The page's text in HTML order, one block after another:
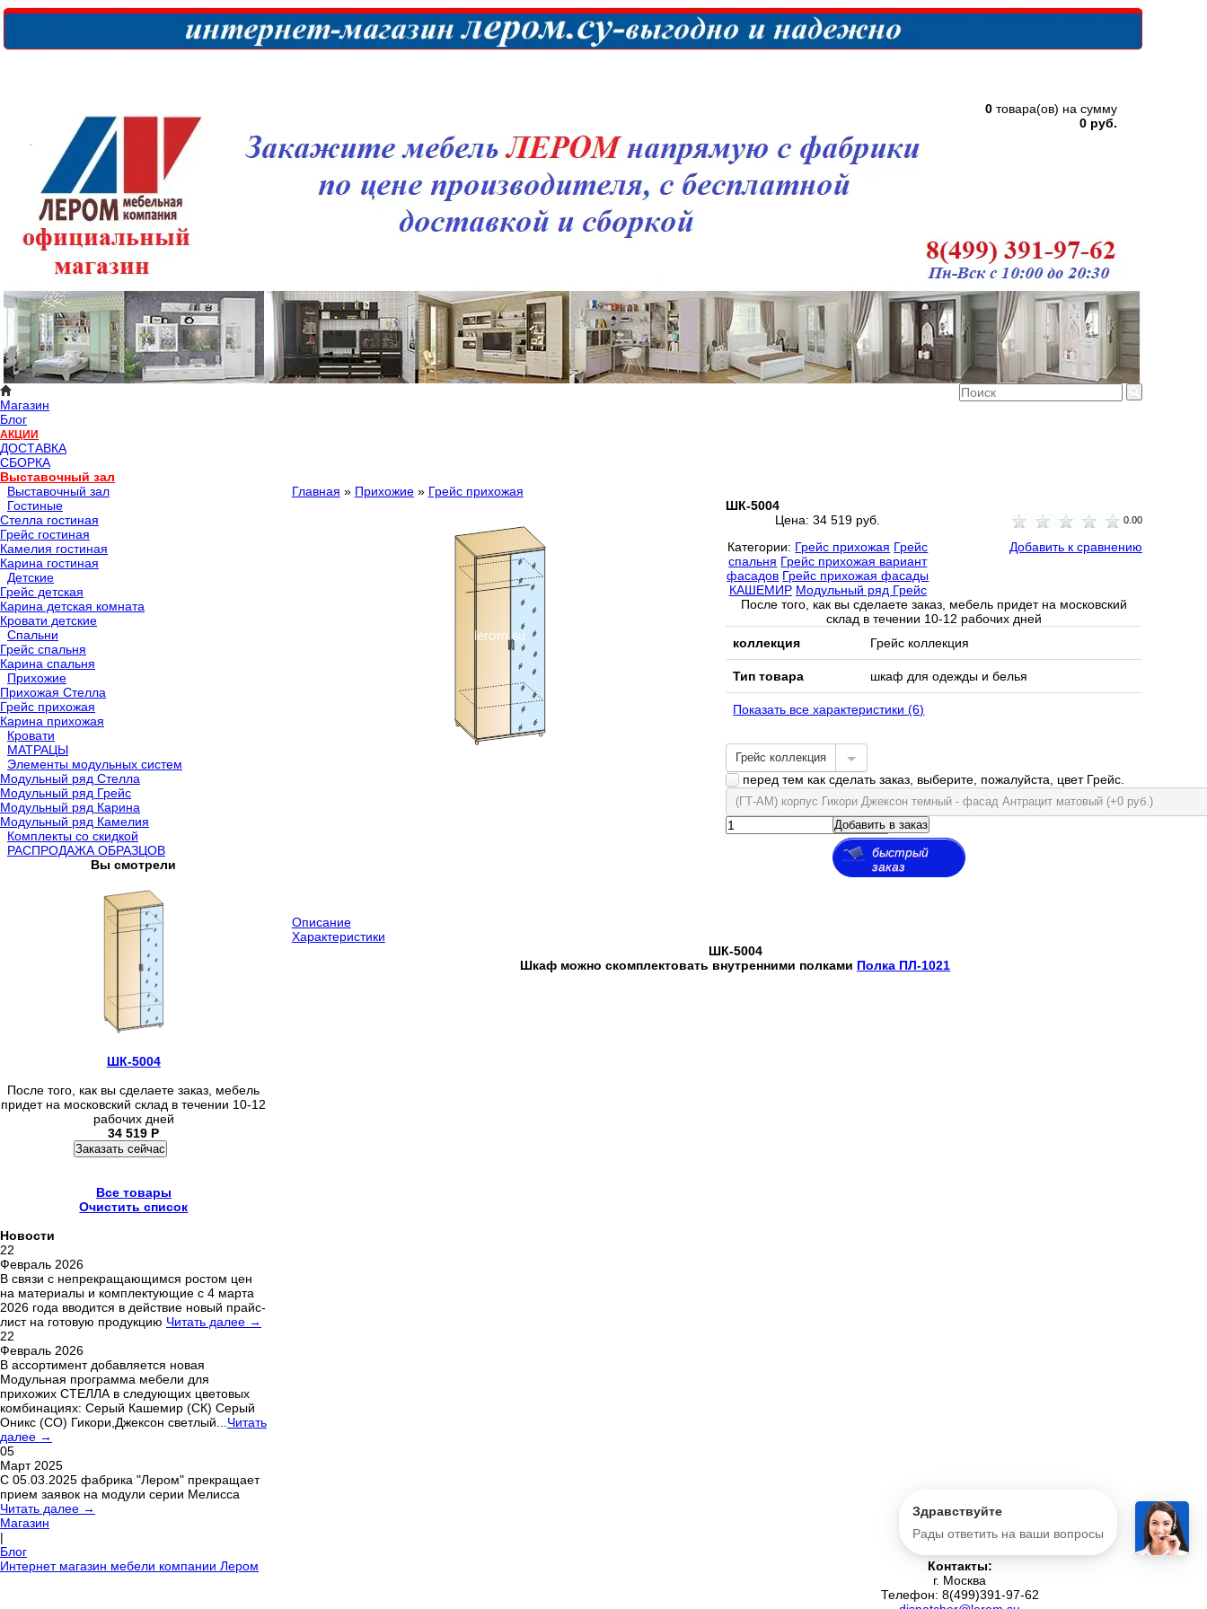
0 товара(ов) на сумму
0 руб.
Магазин
Блог
АКЦИИ
ДОСТАВКА
СБОРКА
Выставочный зал
Выставочный зал
Гостиные
Стелла гостиная
Грейс гостиная
Камелия гостиная
Карина гостиная
Детские
Грейс детская
Карина детская комната
Кровати детские
Спальни
Грейс спальня
Карина спальня
Прихожие
Прихожая Стелла
Грейс прихожая
Карина прихожая
Кровати
МАТРАЦЫ
Элементы модульных систем
Модульный ряд Стелла
Модульный ряд Грейс
Модульный ряд Карина
Модульный ряд Камелия
Комплекты со скидкой
РАСПРОДАЖА ОБРАЗЦОВ
Вы смотрели
ШК-5004
После того, как вы сделаете заказ, мебель
придет на московский склад в течении 10-12
рабочих дней
34 519 Р
Заказать сейчас
Все товары
Очистить список
Новости
22
Февраль 2026
В связи с непрекращающимся ростом цен
на материалы и комплектующие с 4 марта
2026 года вводится в действие новый прайс-
лист на готовую продукцию Читать далее →
22
Февраль 2026
В ассортимент добавляется новая
Модульная программа мебели для
прихожих СТЕЛЛА в следующих цветовых
комбинациях: Серый Кашемир (СК) Серый
Оникс (СО) Гикори,Джексон светлый... Читать
далее →
05
Март 2025
С 05.03.2025 фабрика "Лером" прекращает
прием заявок на модули серии Мелисса
Читать далее →
Главная » Прихожие» Грейс прихожая
ШК-5004
Цена:34 519 руб. 0.00
Категории: Грейс прихожая Грейс
спальня Грейс прихожая вариант
фасадов Грейс прихожая фасады
КАШЕМИР Модульный ряд Грейс
Добавить к сравнению
После того, как вы сделаете заказ, мебель придет на московский
склад в течении 10-12 рабочих дней
коллекция
Грейс коллекция
Тип товара шкаф для одежды и белья
Показать все характеристики (6)
Грейс коллекция
перед тем как сделать заказ, выберите, пожалуйста, цвет Грейс.
(ГТ-АМ) корпус Гикори Джексон темный - фасад Антрацит матовый (+0 руб.)
Добавить в заказ
быстрый
заказ
Описание
Характеристики
ШК-5004
Шкаф можно скомплектовать внутренними полками Полка ПЛ-1021
Магазин
|
Блог
Интернет магазин мебели компании Лером
Контакты:
г. Москва
Телефон: 8(499)391-97-62
Здравствуйте
Рады ответить на ваши вопросы